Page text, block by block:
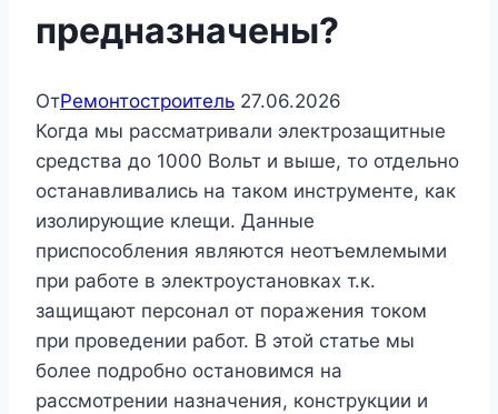
предназначены?
ОтРемонтостроитель 27.06.2026
Когда мы рассматривали электрозащитные
средства до 1000 Вольт и выше, то отдельно
останавливались на таком инструменте, как
изолирующие клещи. Данные
приспособления являются неотъемлемыми
при работе в электроустановках т.к.
защищают персонал от поражения током
при проведении работ. В этой статье мы
более подробно остановимся на
рассмотрении назначения, конструкции и